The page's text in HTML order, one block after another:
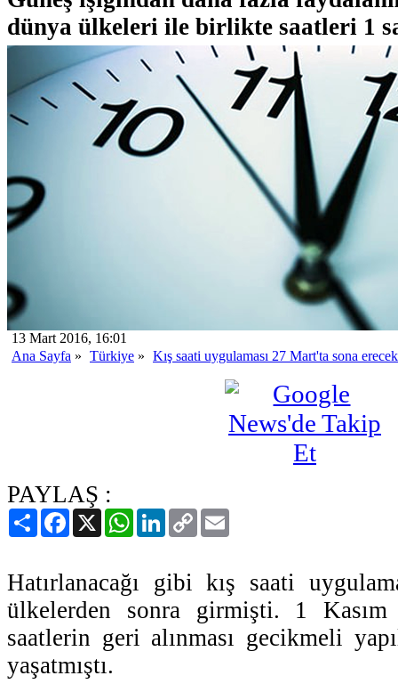
dünya ülkeleri ile birlikte saatleri 1
13 Mart 2016, 16:01
Ana Sayfa » Türkiye » Kış saati uygulaması 27 Mart'ta sona erecek
PAYLAŞ :
PaylaşFacebook
X WhatsAppLinkedIn
Copy
Link
Hatırlanacağı gibi kış saati
ülkelerden sonra girmişti. 1 Kasım
saatlerin geri alınması gecikmeli
yaşatmıştı.